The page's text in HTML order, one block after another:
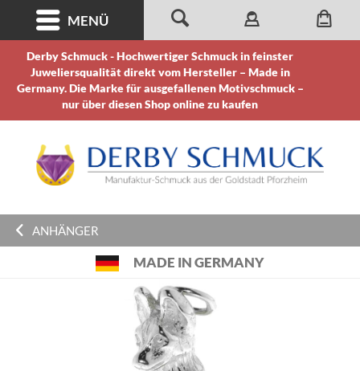
Derby Schmuck - Hochwertiger Schmuck in feinster
Juweliersqualität direkt vom Hersteller – Made in
Germany. Die Marke für ausgefallenen Motivschmuck –
nur über diesen Shop online zu kaufen
MENÜ
ANHÄNGER
MADE IN GERMANY